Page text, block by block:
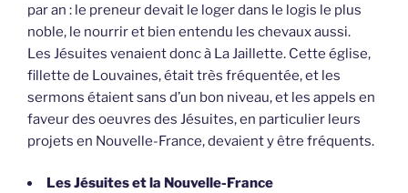
par an : le preneur devait le loger dans le logis le plus
noble, le nourrir et bien entendu les chevaux aussi.
Les Jésuites venaient donc à La Jaillette. Cette église,
fillette de Louvaines, était très fréquentée, et les
sermons étaient sans d’un bon niveau, et les appels en
faveur des oeuvres des Jésuites, en particulier leurs
projets en Nouvelle-France, devaient y être fréquents.
Les Jésuites et la Nouvelle-France